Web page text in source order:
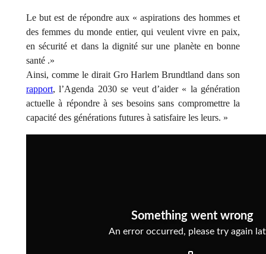
Le but est de répondre aux « aspirations des hommes et
des femmes du monde entier, qui veulent vivre en paix,
en sécurité et dans la dignité sur une planète en bonne
santé .»
Ainsi, comme le dirait Gro Harlem Brundtland dans son
rapport, l’Agenda 2030 se veut d’aider « la génération
actuelle à répondre à ses besoins sans compromettre la
capacité des générations futures à satisfaire les leurs. »